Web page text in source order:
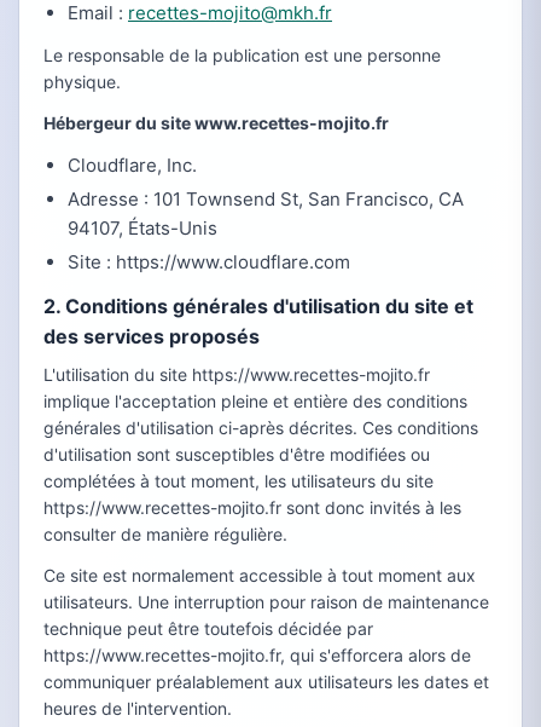
Email : recettes-mojito@mkh.fr
Le responsable de la publication est une personne
physique.
Hébergeur du site www.recettes-mojito.fr
Cloudflare, Inc.
Adresse : 101 Townsend St, San Francisco, CA
94107, États-Unis
Site : https://www.cloudflare.com
2. Conditions générales d'utilisation du site et
des services proposés
L'utilisation du site https://www.recettes-mojito.fr
implique l'acceptation pleine et entière des conditions
générales d'utilisation ci-après décrites. Ces conditions
d'utilisation sont susceptibles d'être modifiées ou
complétées à tout moment, les utilisateurs du site
https://www.recettes-mojito.fr sont donc invités à les
consulter de manière régulière.
Ce site est normalement accessible à tout moment aux
utilisateurs. Une interruption pour raison de maintenance
technique peut être toutefois décidée par
https://www.recettes-mojito.fr, qui s'efforcera alors de
communiquer préalablement aux utilisateurs les dates et
heures de l'intervention.